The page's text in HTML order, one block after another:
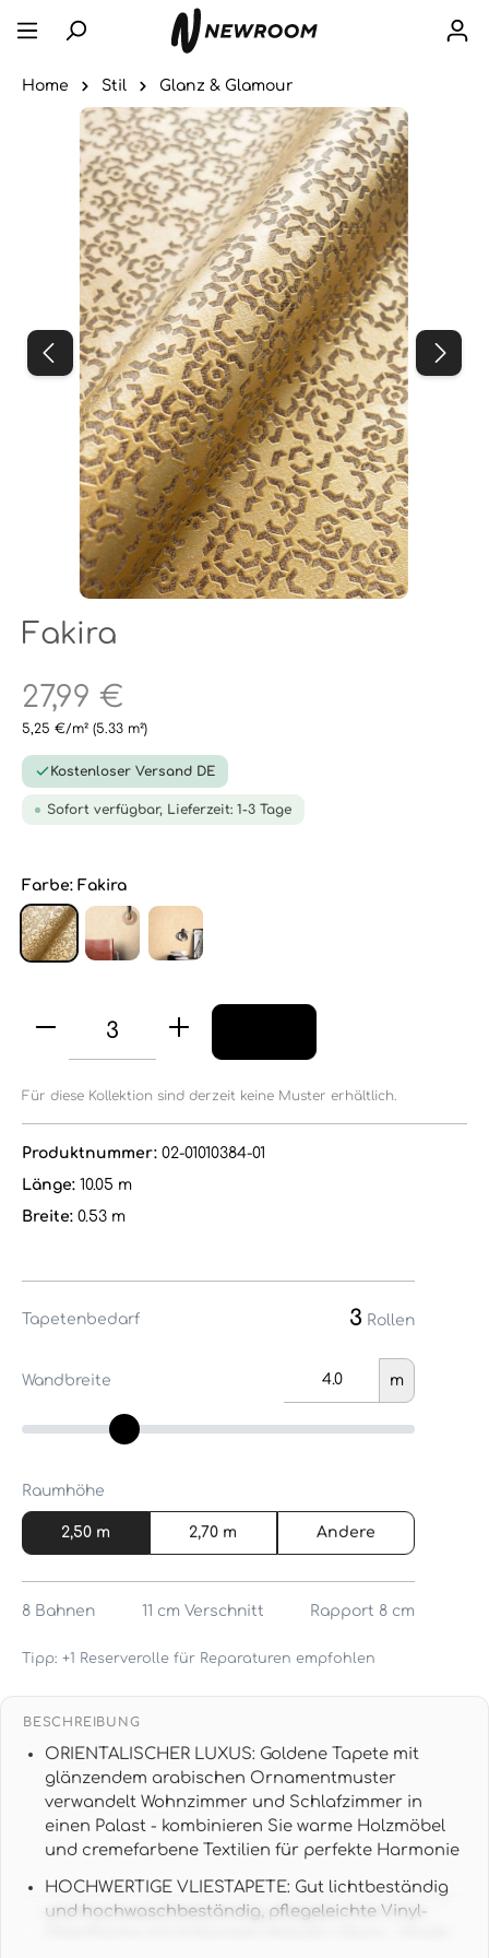
Home Stil Glanz & Glamour
Fakira
27,99 €
5,25 €/m² (5.33 m²)
Kostenloser Versand DE
Sofort verfügbar, Lieferzeit: 1-3 Tage
Farbe: Fakira
Für diese Kollektion sind derzeit keine Muster erhältlich.
Produktnummer: 02-01010384-01
Länge: 10.05 m
Breite: 0.53 m
Tapetenbedarf 3 Rollen
Wandbreite m
Raumhöhe
2,50 m 2,70 m Andere
8 Bahnen 11 cm Verschnitt Rapport 8 cm
Tipp: +1 Reserverolle für Reparaturen empfohlen
BESCHREIBUNG
ORIENTALISCHER LUXUS: Goldene Tapete mit
glänzendem arabischen Ornamentmuster
verwandelt Wohnzimmer und Schlafzimmer in
einen Palast - kombinieren Sie warme Holzmöbel
und cremefarbene Textilien für perfekte Harmonie
HOCHWERTIGE VLIESTAPETE: Gut lichtbeständig
und hochwaschbeständig, pflegeleichte Vinyl-